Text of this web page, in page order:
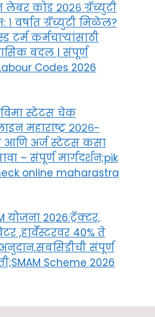
लेबर कोड २०२६ ग्रॅच्युटी
१ वर्षात ग्रॅच्युटी मिळेल?
टर्म कर्मचाऱ्यांसाठी
बदल | संपूर्ण
Codes 2026
स्टेटस चेक
महाराष्ट्र २०२६-
अर्ज स्टेटस कसा
– संपूर्ण मार्गदर्शन;pik
online maharastra
योजना 2026:ट्रॅक्टर,
,हार्वेस्टरवर 40% ते
संपूर्ण
Scheme 2026